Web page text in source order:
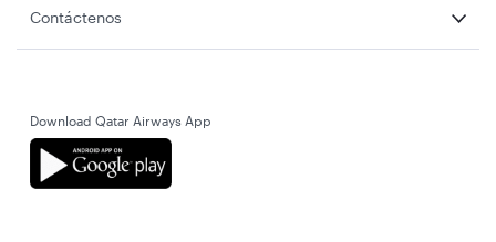
Contáctenos
Download Qatar Airways App